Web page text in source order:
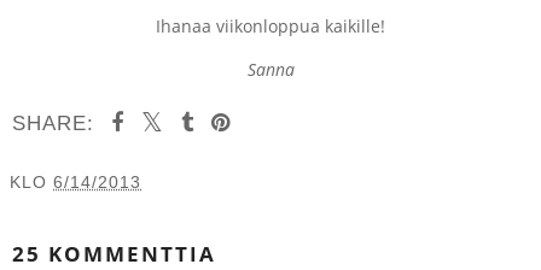
Ihanaa viikonloppua kaikille!
Sanna
SHARE:
KLO 6/14/2013
25 KOMMENTTIA